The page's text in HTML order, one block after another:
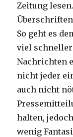
Zeitung
So geht es
viel schneller
Nachrichten
nicht jeder
auch nicht
halten,
wenig